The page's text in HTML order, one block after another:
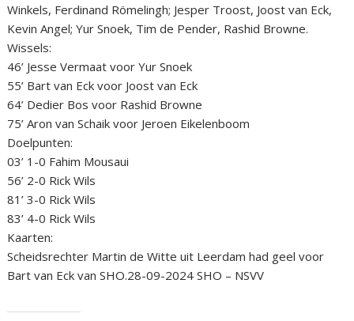
Winkels, Ferdinand Römelingh; Jesper Troost, Joost van Eck,
Kevin Angel; Yur Snoek, Tim de Pender, Rashid Browne.
Wissels:
46’ Jesse Vermaat voor Yur Snoek
55’ Bart van Eck voor Joost van Eck
64’ Dedier Bos voor Rashid Browne
75’ Aron van Schaik voor Jeroen Eikelenboom
Doelpunten:
03’ 1-0 Fahim Mousaui
56’ 2-0 Rick Wils
81’ 3-0 Rick Wils
83’ 4-0 Rick Wils
Kaarten:
Scheidsrechter Martin de Witte uit Leerdam had geel voor
Bart van Eck van SHO.28-09-2024 SHO – NSVV